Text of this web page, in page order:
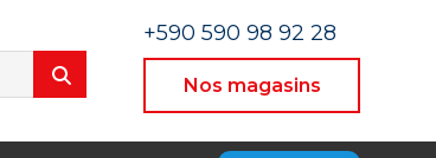
+590 590 98 92 28
Nos magasins